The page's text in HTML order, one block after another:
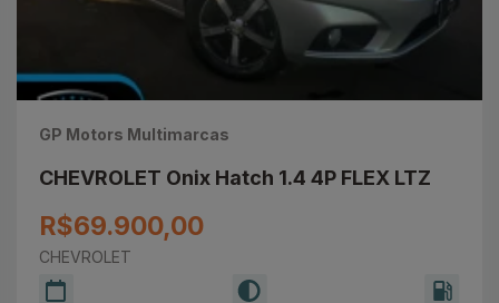
GP Motors Multimarcas
CHEVROLET Onix Hatch 1.4 4P FLEX LTZ
R$69.900,00
CHEVROLET